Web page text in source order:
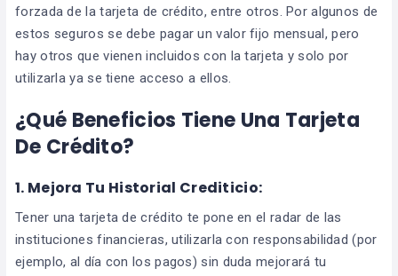
forzada de la tarjeta de crédito, entre otros. Por algunos de
estos seguros se debe pagar un valor fijo mensual, pero
hay otros que vienen incluidos con la tarjeta y solo por
utilizarla ya se tiene acceso a ellos.
¿Qué Beneficios Tiene Una Tarjeta
De Crédito?
1. Mejora Tu Historial Crediticio:
Tener una tarjeta de crédito te pone en el radar de las
instituciones financieras, utilizarla con responsabilidad (por
ejemplo, al día con los pagos) sin duda mejorará tu